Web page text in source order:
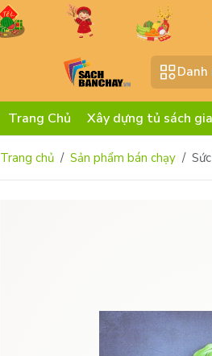
Danh
Trang Chủ Xây dựng tủ sách
Trang chủ Sản phẩm bán chạy